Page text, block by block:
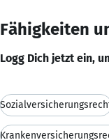
Fähigkeiten
Logg Dich jetzt ein,